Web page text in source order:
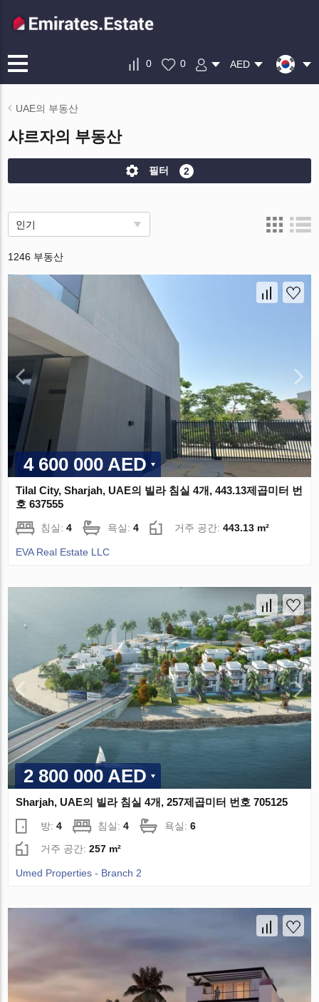
0 0 AED
UAE의 부동산
샤르자의 부동산
필터 2
인기
1246 부동산
4 600 000 AED
Tilal City, Sharjah, UAE의 빌라 침실 4개, 443.13제곱미터 번
호 637555
침실:4 욕실:4 거주 공간:443.13 m²
EVA Real Estate LLC
2 800 000 AED
Sharjah, UAE의 빌라 침실 4개, 257제곱미터 번호 705125
방:4 침실:4 욕실:6
거주 공간:257 m²
Umed Properties - Branch 2